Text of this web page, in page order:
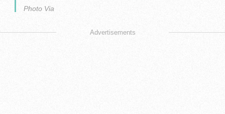
Photo Via
Advertisements